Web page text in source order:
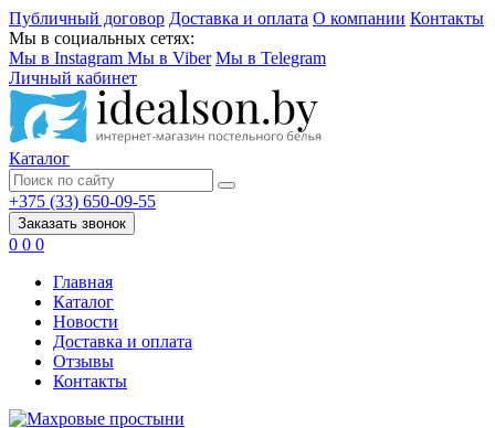
Публичный договор Доставка и оплата О компании Контакты
Мы в социальных сетях:
Мы в Instagram Мы в Viber Мы в Telegram
Личный кабинет
Каталог
+375 (33) 650-09-55
Заказать звонок
0 0 0
Главная
Каталог
Новости
Доставка и оплата
Отзывы
Контакты